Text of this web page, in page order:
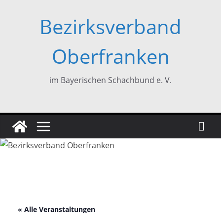
Bezirksverband
Oberfranken
im Bayerischen Schachbund e. V.
« Alle Veranstaltungen